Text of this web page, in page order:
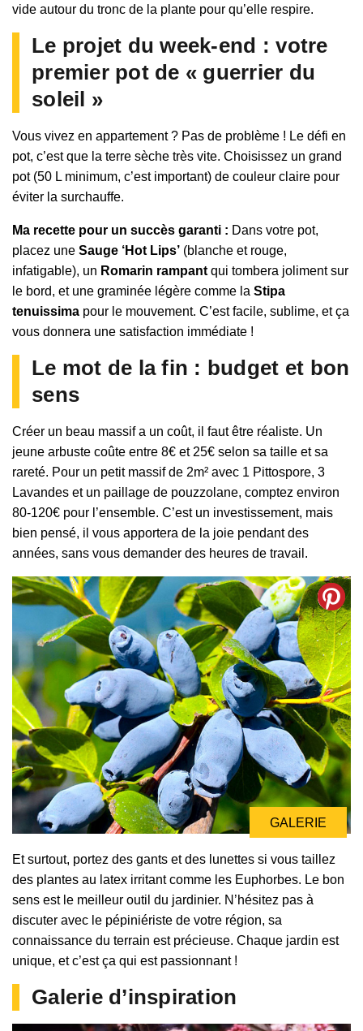
vide autour du tronc de la plante pour qu’elle respire.
Le projet du week-end : votre
premier pot de « guerrier du
soleil »
Vous vivez en appartement ? Pas de problème ! Le défi en
pot, c’est que la terre sèche très vite. Choisissez un grand
pot (50 L minimum, c’est important) de couleur claire pour
éviter la surchauffe.
Ma recette pour un succès garanti : Dans votre pot,
placez une Sauge ‘Hot Lips’ (blanche et rouge,
infatigable), un Romarin rampant qui tombera joliment sur
le bord, et une graminée légère comme la Stipa
tenuissima pour le mouvement. C’est facile, sublime, et ça
vous donnera une satisfaction immédiate !
Le mot de la fin : budget et bon
sens
Créer un beau massif a un coût, il faut être réaliste. Un
jeune arbuste coûte entre 8€ et 25€ selon sa taille et sa
rareté. Pour un petit massif de 2m² avec 1 Pittospore, 3
Lavandes et un paillage de pouzzolane, comptez environ
80-120€ pour l’ensemble. C’est un investissement, mais
bien pensé, il vous apportera de la joie pendant des
années, sans vous demander des heures de travail.
GALERIE
Et surtout, portez des gants et des lunettes si vous taillez
des plantes au latex irritant comme les Euphorbes. Le bon
sens est le meilleur outil du jardinier. N’hésitez pas à
discuter avec le pépiniériste de votre région, sa
connaissance du terrain est précieuse. Chaque jardin est
unique, et c’est ça qui est passionnant !
Galerie d’inspiration